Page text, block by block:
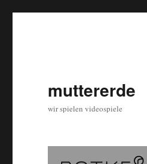
muttererde
wir spielen videospiele